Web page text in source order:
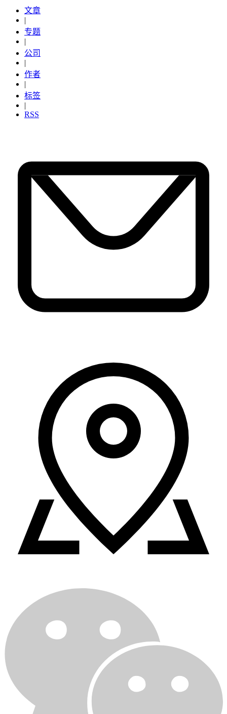
文章
|
专题
|
公司
|
作者
|
标签
|
RSS